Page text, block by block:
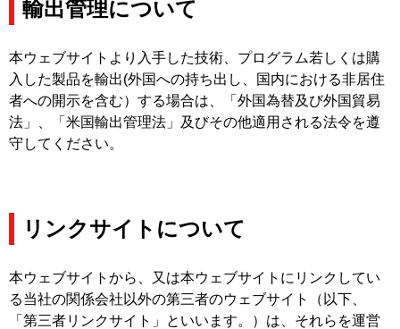
輸出管理について
本ウェブサイトより入手した技術、プログラム若しくは購
入した製品を輸出(外国への持ち出し、国内における非居住
者への開示を含む）する場合は、「外国為替及び外国貿易
法」、「米国輸出管理法」及びその他適用される法令を遵
守してください。
リンクサイトについて
本ウェブサイトから、又は本ウェブサイトにリンクしてい
る当社の関係会社以外の第三者のウェブサイト（以下、
「第三者リンクサイト」といいます。）は、それらを運営